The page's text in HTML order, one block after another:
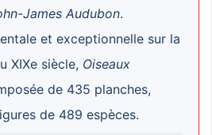
James Audubon.
et exceptionnelle sur la
XIXe siècle, Oiseaux
de 435 planches,
de 489 espèces.